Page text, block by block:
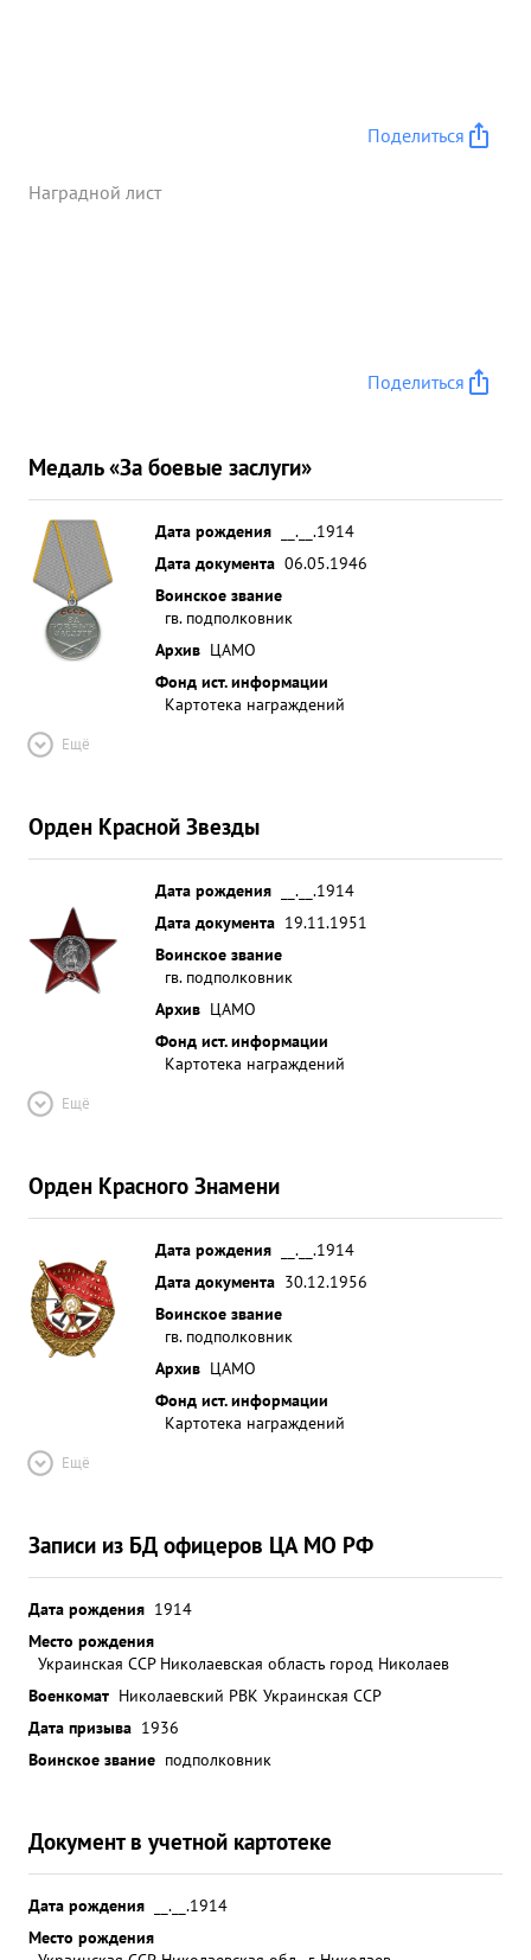
Поделиться
Наградной лист
Поделиться
Медаль «За боевые заслуги»
Дата рождения
__.__.1914
Дата документа 06.05.1946
Воинское звание
гв. подполковник
Архив ЦАМО
Фонд ист. информации
Картотека награждений
Ещё
Орден Красной Звезды
Дата рождения
__.__.1914
Дата документа 19.11.1951
Воинское звание
гв. подполковник
Архив ЦАМО
Фонд ист. информации
Картотека награждений
Ещё
Орден Красного Знамени
Дата рождения
__.__.1914
Дата документа 30.12.1956
Воинское звание
гв. подполковник
Архив ЦАМО
Фонд ист. информации
Картотека награждений
Ещё
Записи из БД офицеров ЦА МО РФ
Дата рождения 1914
Место рождения
Украинская ССР Николаевская область город Николаев
Военкомат Николаевский РВК Украинская ССР
Дата призыва 1936
Воинское звание подполковник
Документ в учетной картотеке
Дата рождения
__.__.1914
Место рождения